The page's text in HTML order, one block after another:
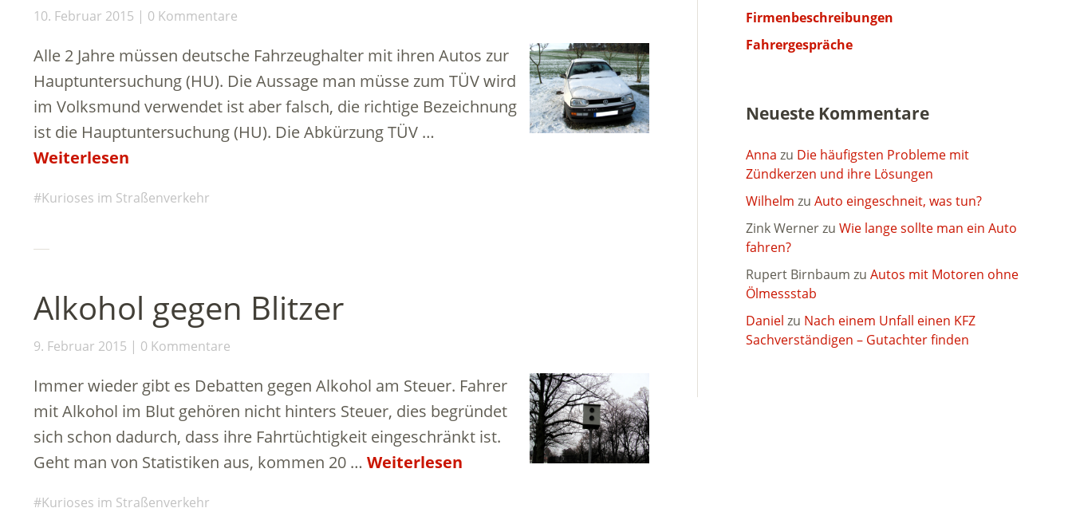
10. Februar 2015 0 Kommentare
Alle 2 Jahre müssen deutsche Fahrzeughalter mit ihren Autos zur
Hauptuntersuchung (HU). Die Aussage man müsse zum TÜV wird
im Volksmund verwendet ist aber falsch, die richtige Bezeichnung
ist die Hauptuntersuchung (HU). Die Abkürzung TÜV …
Weiterlesen
Kurioses im Straßenverkehr
Alkohol gegen Blitzer
9. Februar 2015 0 Kommentare
Immer wieder gibt es Debatten gegen Alkohol am Steuer. Fahrer
mit Alkohol im Blut gehören nicht hinters Steuer, dies begründet
sich schon dadurch, dass ihre Fahrtüchtigkeit eingeschränkt ist.
Geht man von Statistiken aus, kommen 20 … Weiterlesen
Kurioses im Straßenverkehr
Firmenbeschreibungen
Fahrergespräche
Neueste Kommentare
Anna zu Die häufigsten Probleme mit
Zündkerzen und ihre Lösungen
Wilhelm zu Auto eingeschneit, was tun?
Zink Wernerzu Wie lange sollte man ein Auto
fahren?
Rupert Birnbaum zu Autos mit Motoren ohne
Ölmessstab
Daniel zu Nach einem Unfall einen KFZ
Sachverständigen – Gutachter finden